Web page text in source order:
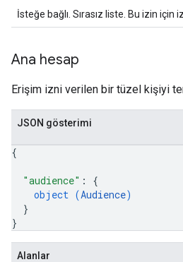
İsteğe bağlı. Sırasız liste. Bu izin için
Ana hesap
Erişim izni verilen bir tüzel kişiyi
JSON gösterimi
{
"audience" : {
object (Audience)
}
}
Alanlar